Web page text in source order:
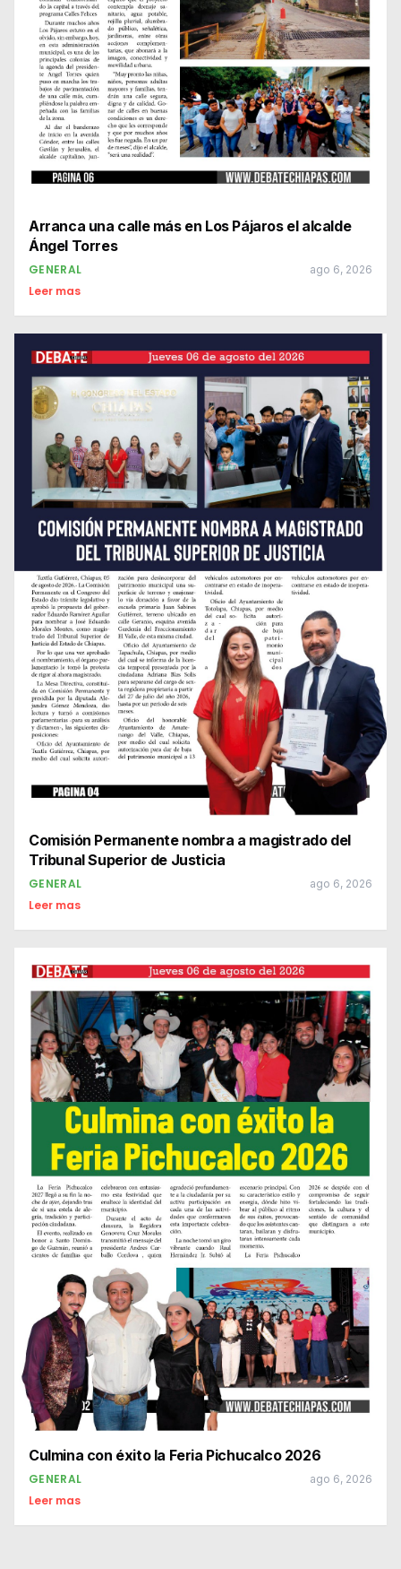
Arranca una calle más en Los Pájaros el alcalde
Ángel Torres
GENERAL ago 6, 2026
Leer mas
Comisión Permanente nombra a magistrado del
Tribunal Superior de Justicia
GENERAL ago 6, 2026
Leer mas
Culmina con éxito la Feria Pichucalco 2026
GENERAL ago 6, 2026
Leer mas